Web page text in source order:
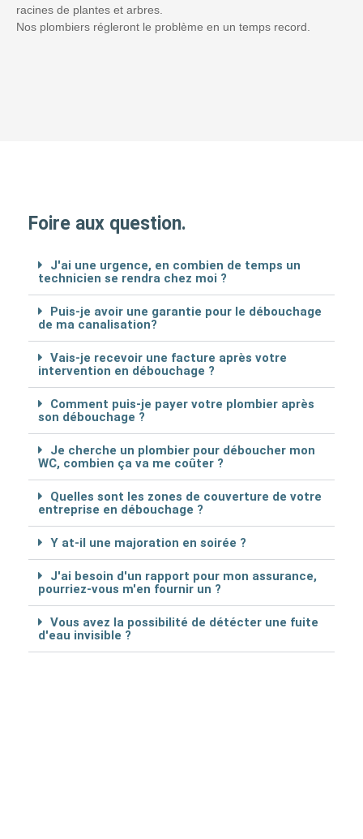
racines de plantes et arbres.
Nos plombiers régleront le problème en un temps record.
Foire aux question.
J'ai une urgence, en combien de temps un
technicien se rendra chez moi ?
Puis-je avoir une garantie pour le débouchage
de ma canalisation?
Vais-je recevoir une facture après votre
intervention en débouchage ?
Comment puis-je payer votre plombier après
son débouchage ?
Je cherche un plombier pour déboucher mon
WC, combien ça va me coûter ?
Quelles sont les zones de couverture de votre
entreprise en débouchage ?
Y at-il une majoration en soirée ?
J'ai besoin d'un rapport pour mon assurance,
pourriez-vous m'en fournir un ?
Vous avez la possibilité de détécter une fuite
d'eau invisible ?